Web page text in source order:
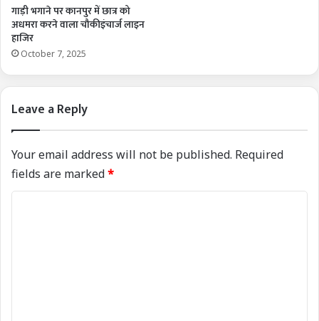
गाड़ी भगाने पर कानपुर में छात्र को
अधमरा करने वाला चौकीइंचार्ज लाइन
हाजिर
October 7, 2025
Leave a Reply
Your email address will not be published. Required
fields are marked*